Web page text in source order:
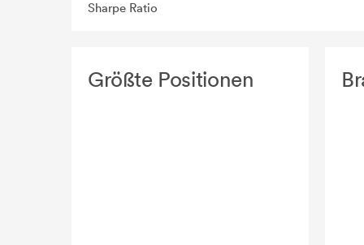
Sharpe Ratio
Größte Positionen